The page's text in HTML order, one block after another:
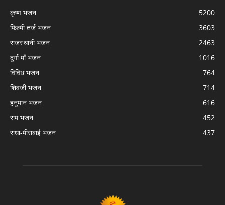
कृष्ण भजन
5200
फिल्मी तर्ज भजन
3603
राजस्थानी भजन
2463
दुर्गा माँ भजन
1016
विविध भजन
764
शिवजी भजन
714
हनुमान भजन
616
राम भजन
452
राधा-मीराबाई भजन
437